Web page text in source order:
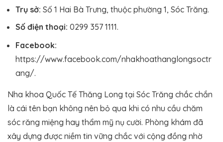
Trụ sở: Số 1 Hai Bà Trưng, thuộc phường 1, Sóc Trăng.
Số điện thoại: 0299 357 1111.
Facebook:
https://www.facebook.com/nhakhoathanglongsoctr
ang/.
Nha khoa Quốc Tế Thăng Long tại Sóc Trăng chắc chắn
là cái tên bạn không nên bỏ qua khi có nhu cầu chăm
sóc răng miệng hay thẩm mỹ nụ cười. Phòng khám đã
xây dựng được niềm tin vững chắc với cộng đồng nhờ